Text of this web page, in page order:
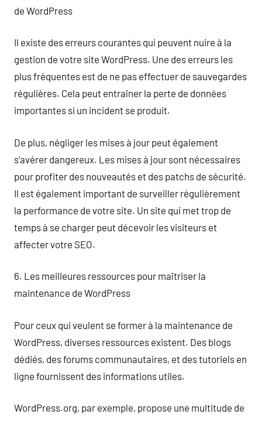
de WordPress
Il existe des erreurs courantes qui peuvent nuire à la
gestion de votre site WordPress. Une des erreurs les
plus fréquentes est de ne pas effectuer de sauvegardes
régulières. Cela peut entraîner la perte de données
importantes si un incident se produit.
De plus, négliger les mises à jour peut également
s’avérer dangereux. Les mises à jour sont nécessaires
pour profiter des nouveautés et des patchs de sécurité.
Il est également important de surveiller régulièrement
la performance de votre site. Un site qui met trop de
temps à se charger peut décevoir les visiteurs et
affecter votre SEO.
6. Les meilleures ressources pour maîtriser la
maintenance de WordPress
Pour ceux qui veulent se former à la maintenance de
WordPress, diverses ressources existent. Des blogs
dédiés, des forums communautaires, et des tutoriels en
ligne fournissent des informations utiles.
WordPress.org, par exemple, propose une multitude de